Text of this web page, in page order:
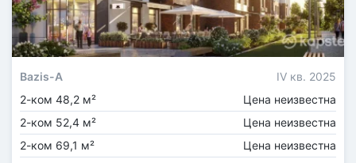
Bazis-A
IV кв. 2025
2-ком 48,2 м²
Цена неизвестна
2-ком 52,4 м²
Цена неизвестна
2-ком 69,1 м²
Цена неизвестна